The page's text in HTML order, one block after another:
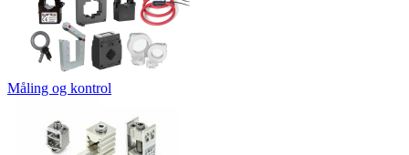
Måling og kontrol